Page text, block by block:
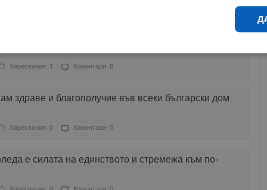
Харесвания: 1 Коментари: 6
здраве и благополучие във всеки български дом
Харесвания: 0 Коментари: 0
е силата на единството и стремежа към по-
Ефективност Таргетиране Функционалност
позволяват основната функционалност на уебсайта, като потребителско
може да се използва правилно без строго необходими бисквитки.